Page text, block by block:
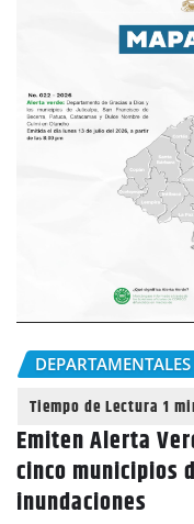
DEPARTAMENTALES
Emiten Alerta
cinco municipios
inundaciones